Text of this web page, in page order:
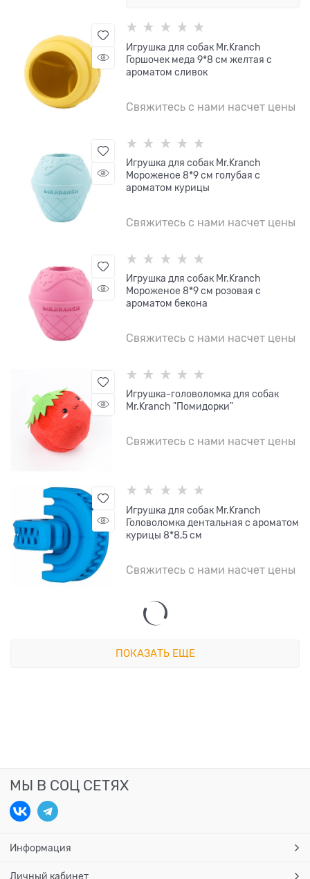
Игрушка для собак Mr.Kranch
Горшочек меда 9*8 см желтая с
ароматом сливок
Свяжитесь с нами насчет цены
Игрушка для собак Mr.Kranch
Мороженое 8*9 см голубая с
ароматом курицы
Свяжитесь с нами насчет цены
Игрушка для собак Mr.Kranch
Мороженое 8*9 см розовая с
ароматом бекона
Свяжитесь с нами насчет цены
Игрушка-головоломка для собак
Mr.Kranch "Помидорки"
Свяжитесь с нами насчет цены
Игрушка для собак Mr.Kranch
Головоломка дентальная с ароматом
курицы 8*8,5 см
Свяжитесь с нами насчет цены
ПОКАЗАТЬ ЕЩЕ
МЫ В СОЦ СЕТЯХ
Информация
Личный кабинет